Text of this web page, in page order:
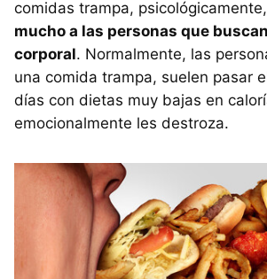
comidas trampa, psicológicamente,
mucho a las personas que
corporal. Normalmente, las
una comida trampa, suelen pasar
días con dietas muy bajas en
emocionalmente les destroza.